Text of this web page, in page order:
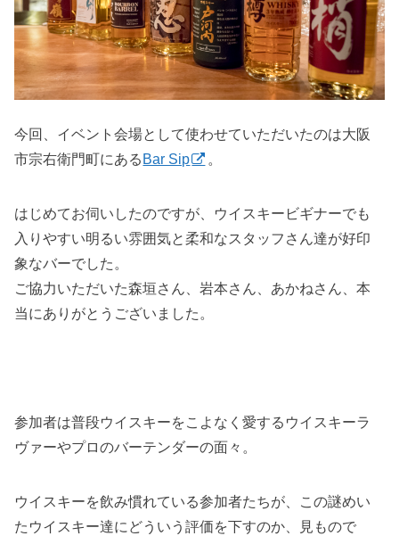
今回、イベント会場として使わせていただいたのは大阪
市宗右衛門町にある Bar Sip 。
はじめてお伺いしたのですが、ウイスキービギナーでも
入りやすい明るい雰囲気と柔和なスタッフさん達が好印
象なバーでした。
ご協力いただいた森垣さん、岩本さん、あかねさん、本
当にありがとうございました。
参加者は普段ウイスキーをこよなく愛するウイスキーラ
ヴァーやプロのバーテンダーの面々。
ウイスキーを飲み慣れている参加者たちが、この謎めい
たウイスキー達にどういう評価を下すのか、見もので